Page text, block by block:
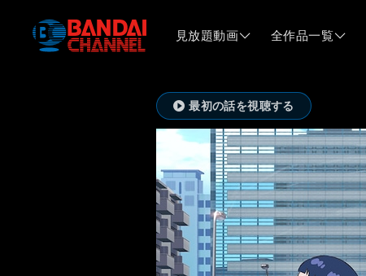
見放題動画 全作品一覧
最初の話を視聴する